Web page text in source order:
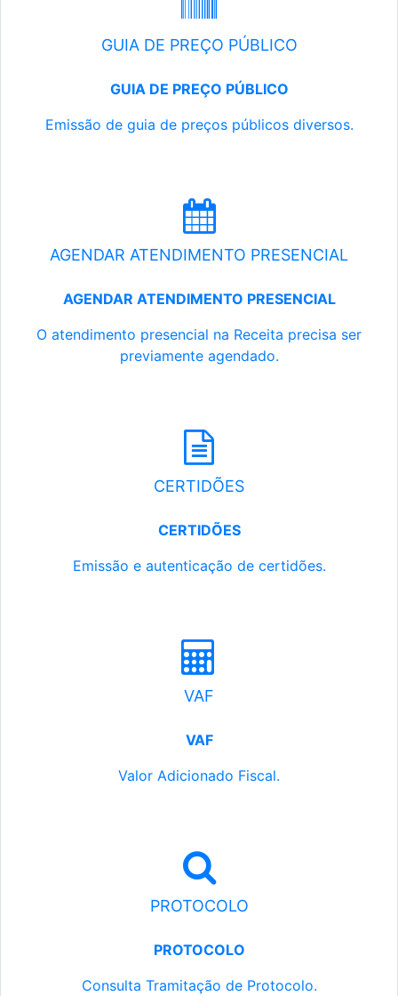
GUIA DE PREÇO PÚBLICO
GUIA DE PREÇO PÚBLICO
Emissão de guia de preços públicos diversos.
AGENDAR ATENDIMENTO PRESENCIAL
AGENDAR ATENDIMENTO PRESENCIAL
O atendimento presencial na Receita precisa ser
previamente agendado.
CERTIDÕES
CERTIDÕES
Emissão e autenticação de certidões.
VAF
VAF
Valor Adicionado Fiscal.
PROTOCOLO
PROTOCOLO
Consulta Tramitação de Protocolo.